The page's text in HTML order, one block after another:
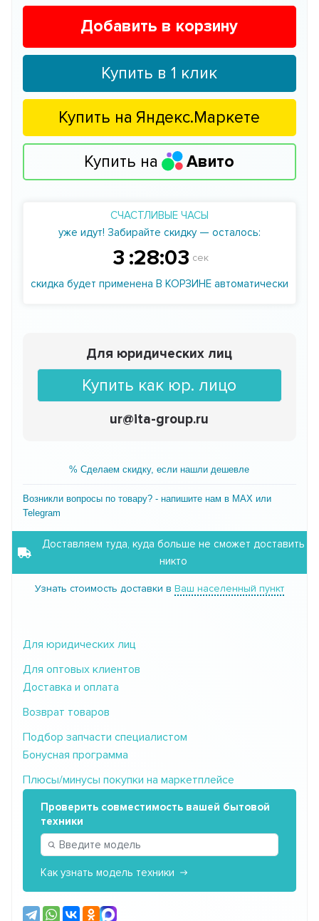
Добавить в корзину
Купить в 1 клик
Купить на Яндекс.Маркете
Купить на Авито
СЧАСТЛИВЫЕ ЧАСЫ
уже идут! Забирайте скидку — осталось:
3 :28:03 сек
скидка будет применена В КОРЗИНЕ автоматически
Для юридических лиц
Купить как юр. лицо
ur@ita-group.ru
% Сделаем скидку, если нашли дешевле
Возникли вопросы по товару? - напишите нам в MAX или
Telegram
Доставляем туда, куда больше не сможет доставить
никто
Узнать стоимость доставки в Ваш населенный пункт
Для юридических лиц
Для оптовых клиентов
Доставка и оплата
Возврат товаров
Подбор запчасти специалистом
Бонусная программа
Плюсы/минусы покупки на маркетплейсе
Проверить совместимость вашей бытовой
техники
Как узнать модель техники